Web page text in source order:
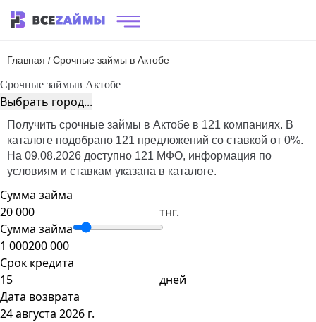
Главная / Срочные займы в Актобе
Срочные займыв Актобе
Выбрать город...
Получить срочные займы в Актобе в 121 компаниях. В
каталоге подобрано 121 предложений со ставкой от 0%.
На 09.08.2026 доступно 121 МФО, информация по
условиям и ставкам указана в каталоге.
Сумма займа
тнг.
Сумма займа
1 000200 000
Срок кредита
дней
Дата возврата
24 августа 2026 г.